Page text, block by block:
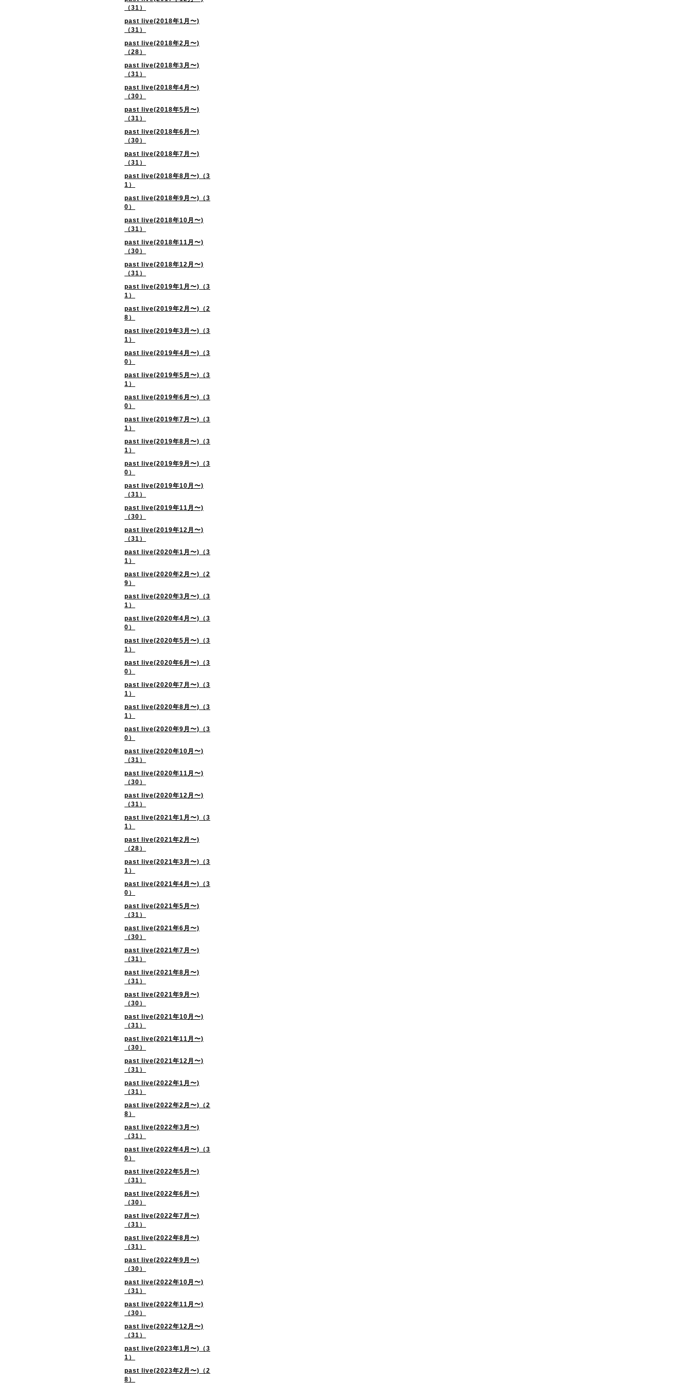
（31）
past live(2018年1月〜)
（31）
past live(2018年2月〜)
（28）
past live(2018年3月〜)
（31）
past live(2018年4月〜)
（30）
past live(2018年5月〜)
（31）
past live(2018年6月〜)
（30）
past live(2018年7月〜)
（31）
past live(2018年8月〜)（3
1）
past live(2018年9月〜)（3
0）
past live(2018年10月〜)
（31）
past live(2018年11月〜)
（30）
past live(2018年12月〜)
（31）
past live(2019年1月〜)（3
1）
past live(2019年2月〜)（2
8）
past live(2019年3月〜)（3
1）
past live(2019年4月〜)（3
0）
past live(2019年5月〜)（3
1）
past live(2019年6月〜)（3
0）
past live(2019年7月〜)（3
1）
past live(2019年8月〜)（3
1）
past live(2019年9月〜)（3
0）
past live(2019年10月〜)
（31）
past live(2019年11月〜)
（30）
past live(2019年12月〜)
（31）
past live(2020年1月〜)（3
1）
past live(2020年2月〜)（2
9）
past live(2020年3月〜)（3
1）
past live(2020年4月〜)（3
0）
past live(2020年5月〜)（3
1）
past live(2020年6月〜)（3
0）
past live(2020年7月〜)（3
1）
past live(2020年8月〜)（3
1）
past live(2020年9月〜)（3
0）
past live(2020年10月〜)
（31）
past live(2020年11月〜)
（30）
past live(2020年12月〜)
（31）
past live(2021年1月〜)（3
1）
past live(2021年2月〜)
（28）
past live(2021年3月〜)（3
1）
past live(2021年4月〜)（3
0）
past live(2021年5月〜)
（31）
past live(2021年6月〜)
（30）
past live(2021年7月〜)
（31）
past live(2021年8月〜)
（31）
past live(2021年9月〜)
（30）
past live(2021年10月〜)
（31）
past live(2021年11月〜)
（30）
past live(2021年12月〜)
（31）
past live(2022年1月〜)
（31）
past live(2022年2月〜)（2
8）
past live(2022年3月〜)
（31）
past live(2022年4月〜)（3
0）
past live(2022年5月〜)
（31）
past live(2022年6月〜)
（30）
past live(2022年7月〜)
（31）
past live(2022年8月〜)
（31）
past live(2022年9月〜)
（30）
past live(2022年10月〜)
（31）
past live(2022年11月〜)
（30）
past live(2022年12月〜)
（31）
past live(2023年1月〜)（3
1）
past live(2023年2月〜)（2
8）